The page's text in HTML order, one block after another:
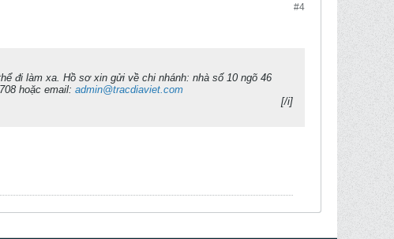
#4
đi làm xa. Hồ sơ xin gửi về chi nhánh: nhà số 10 ngõ 46
hoặc email: admin@tracdiaviet.com
[/i]